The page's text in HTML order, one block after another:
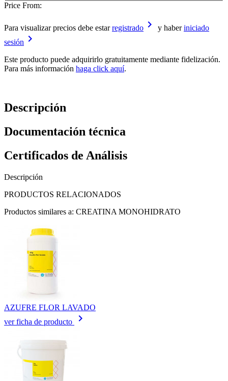
Price From:
Para visualizar precios debe estarregistrado keyboard_arrow_right y haberiniciado
sesión keyboard_arrow_right
Este producto puede adquirirlo gratuitamente mediante fidelización.
Para más información haga click aquí.
Descripción
Documentación técnica
Certificados de Análisis
Descripción
PRODUCTOS RELACIONADOS
Productos similares a: CREATINA MONOHIDRATO
AZUFRE FLOR LAVADO
ver ficha de producto
keyboard_arrow_right